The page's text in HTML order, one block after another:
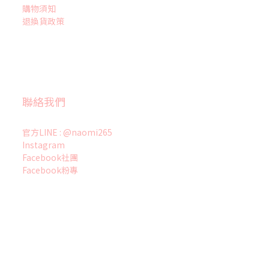
購物須知
退換貨政策
聯絡我們
官方LINE : @naomi265
Instagram
Facebook社團
Facebook粉專